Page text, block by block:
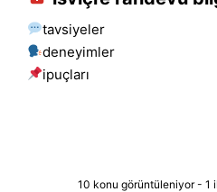
tavsiyeler
deneyimler
i̇puçları
10 konu görüntüleniyor - 1